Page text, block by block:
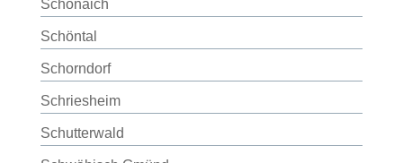
Schönaich
Schöntal
Schorndorf
Schriesheim
Schutterwald